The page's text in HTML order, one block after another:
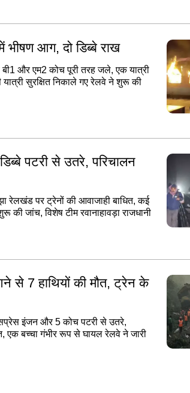
आग, दो डिब्बे राख
और एम2 कोच पूरी तरह जले, एक यात्री
सुरक्षित निकाले गए रेलवे ने शुरू की
पटरी से उतरे, परिचालन
रेलखंड पर ट्रेनों की आवाजाही बाधित, कई
जांच, विशेष टीम रवानाहावड़ा राजधानी
से 7 हाथियों की मौत, ट्रेन के
इंजन और 5 कोच पटरी से उतरे,
एक बच्चा गंभीर रूप से घायल रेलवे ने जारी